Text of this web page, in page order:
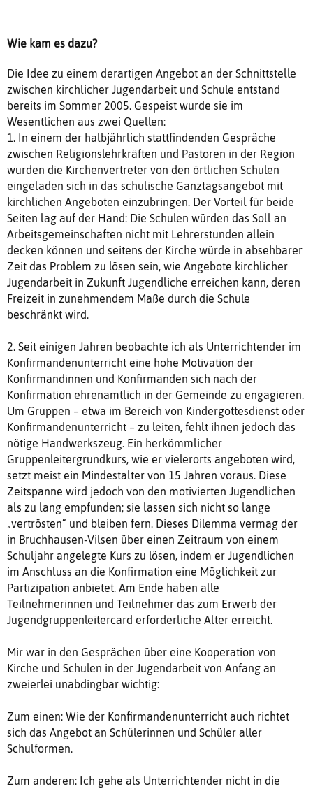
Wie kam es dazu?
Die Idee zu einem derartigen Angebot an der Schnittstelle
zwischen kirchlicher Jugendarbeit und Schule entstand
bereits im Sommer 2005. Gespeist wurde sie im
Wesentlichen aus zwei Quellen:
1. In einem der halbjährlich stattfindenden Gespräche
zwischen Religionslehrkräften und Pastoren in der Region
wurden die Kirchenvertreter von den örtlichen Schulen
eingeladen sich in das schulische Ganztagsangebot mit
kirchlichen Angeboten einzubringen. Der Vorteil für beide
Seiten lag auf der Hand: Die Schulen würden das Soll an
Arbeitsgemeinschaften nicht mit Lehrerstunden allein
decken können und seitens der Kirche würde in absehbarer
Zeit das Problem zu lösen sein, wie Angebote kirchlicher
Jugendarbeit in Zukunft Jugendliche erreichen kann, deren
Freizeit in zunehmendem Maße durch die Schule
beschränkt wird.
2. Seit einigen Jahren beobachte ich als Unterrichtender im
Konfirmandenunterricht eine hohe Motivation der
Konfirmandinnen und Konfirmanden sich nach der
Konfirmation ehrenamtlich in der Gemeinde zu engagieren.
Um Gruppen – etwa im Bereich von Kindergottesdienst oder
Konfirmandenunterricht – zu leiten, fehlt ihnen jedoch das
nötige Handwerkszeug. Ein herkömmlicher
Gruppenleitergrundkurs, wie er vielerorts angeboten wird,
setzt meist ein Mindestalter von 15 Jahren voraus. Diese
Zeitspanne wird jedoch von den motivierten Jugendlichen
als zu lang empfunden; sie lassen sich nicht so lange
„vertrösten“ und bleiben fern. Dieses Dilemma vermag der
in Bruchhausen-Vilsen über einen Zeitraum von einem
Schuljahr angelegte Kurs zu lösen, indem er Jugendlichen
im Anschluss an die Konfirmation eine Möglichkeit zur
Partizipation anbietet. Am Ende haben alle
Teilnehmerinnen und Teilnehmer das zum Erwerb der
Jugendgruppenleitercard erforderliche Alter erreicht.
Mir war in den Gesprächen über eine Kooperation von
Kirche und Schulen in der Jugendarbeit von Anfang an
zweierlei unabdingbar wichtig:
Zum einen: Wie der Konfirmandenunterricht auch richtet
sich das Angebot an Schülerinnen und Schüler aller
Schulformen.
Zum anderen: Ich gehe als Unterrichtender nicht in die